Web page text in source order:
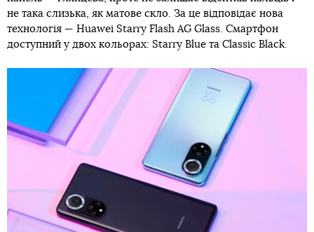
не така слизька, як матове скло. За це відповідає нова
технологія — Huawei Starry Flash AG Glass. Смартфон
доступний у двох кольорах: Starry Blue та Сlassic Black.